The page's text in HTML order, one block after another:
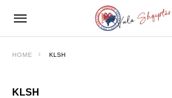
HOME KLSH
KLSH